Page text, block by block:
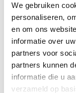
We gebruiken
personaliseren,
en om ons
informatie over
partners voor
partners kunnen
informatie die u
verzameld op
Werk je met een
HR/Payrolling
koppelingenmet
zodat jij altijd
synchroniseren
te zetten.
exporteer uren